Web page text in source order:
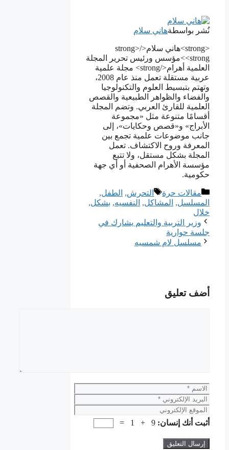
نُشر بواسطةهاني سلام
<strong>هاني سلام</strong>
<strong>مؤسس ورئيس تحرير المجلة
العلمية أهرام</strong> مجلة علمية
عربية مستقلة تعمل منذ عام 2008،
وتهتم بتبسيط العلوم والتكنولوجيا
والفضاء والظواهر الطبيعية والقصص
العلمية للقارئ العربي. وتضم المجلة
أقسامًا متنوعة مثل «مجموعة
الأبراج» و«قصص وحكايات»، إلى
جانب موضوعات علمية تجمع بين
المعرفة وروح الاكتشاف. تعمل
المجلة بشكل مستقل، ولا تتبع
مؤسسة الأهرام الصحفية أو أي جهة
حكومية.
التصنيفات
مقالات حرة الوسوم
التحرش, الطفل,
المسلسل, المشاكل, النفسيه, بشكل,
خلال
وزير التربية والتعليم يشارك في
جلسة حوارية
مسلسل لام شمسيه
أضف تعليق
الاسم
البريد
الإلكتروني
الموقع
الإلكتروني
أثبت أنك إنسان: 9 + 1 =